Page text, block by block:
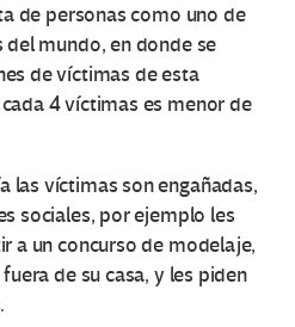
de personas como uno de
mundo, en donde se
de víctimas de esta
4 víctimas es menor de
las víctimas son engañadas,
sociales, por ejemplo les
a un concurso de modelaje,
de su casa, y les piden